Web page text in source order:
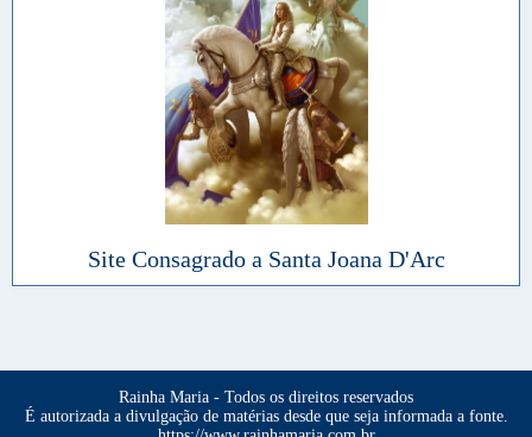
Site Consagrado a Santa Joana D'Arc
Rainha Maria - Todos os direitos reservados
É autorizada a divulgação de matérias desde que seja informada a fonte.